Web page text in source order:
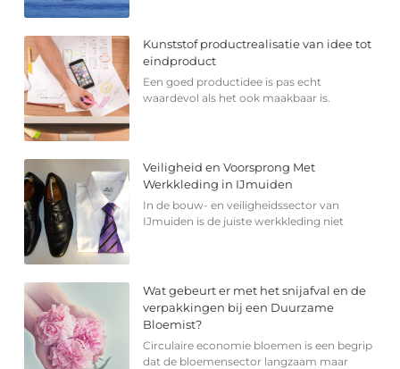
Kunststof productrealisatie van idee tot
eindproduct
Een goed productidee is pas echt
waardevol als het ook maakbaar is.
Veiligheid en Voorsprong Met
Werkkleding in IJmuiden
In de bouw- en veiligheidssector van
IJmuiden is de juiste werkkleding niet
Wat gebeurt er met het snijafval en de
verpakkingen bij een Duurzame
Bloemist?
Circulaire economie bloemen is een begrip
dat de bloemensector langzaam maar